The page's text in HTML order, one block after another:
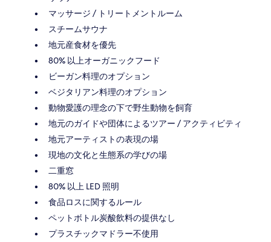
マッサージ / トリートメントルーム
スチームサウナ
地元産食材を優先
80% 以上オーガニックフード
ビーガン料理のオプション
ベジタリアン料理のオプション
動物愛護の理念の下で野生動物を飼育
地元のガイドや団体によるツアー / アクティビティ
地元アーティストの表現の場
現地の文化と生態系の学びの場
二重窓
80% 以上 LED 照明
食品ロスに関するルール
ペットボトル炭酸飲料の提供なし
プラスチックマドラー不使用